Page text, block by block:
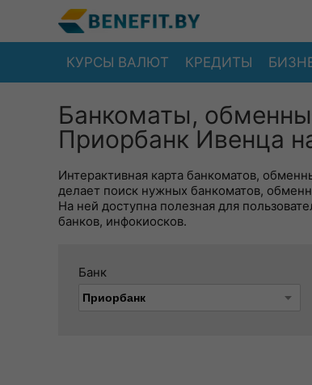
КУРСЫ ВАЛЮТ КРЕДИТЫ
Банкоматы,
Приорбанк Ивенца
Интерактивная карта банкоматов,
делает поиск нужных банкоматов,
На ней доступна полезная для
банков, инфокиосков.
Банк